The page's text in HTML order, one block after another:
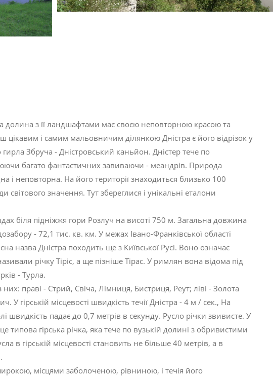
долина з її ландшафтами має своєю неповторною красою та
і самим мальовничим ділянкою Дністра є його відрізок у
Збруча - Дністровський каньйон. Дністер тече по
багато фантастичних завиваючи - меандрів. Природа
і неповторна. На його території знаходиться близько 100
світового значення. Тут збереглися і унікальні еталони
біля підніжжя гори Розлуч на висоті 750 м. Загальна довжина
- 72,1 тис. кв. км. У межах Івано-Франківської області
назва Дністра походить ще з Київської Русі. Воно означає
річку Тіріс, а ще пізніше Тірас. У римлян вона відома під
- Турла.
праві - Стрий, Свіча, Лімниця, Бистриця, Реут; ліві - Золота
У гірській місцевості швидкість течії Дністра - 4 м / сек., На
швидкість падає до 0,7 метрів в секунду. Русло річки звивисте. У
типова гірська річка, яка тече по вузькій долині з обривистими
в гірській місцевості становить не більше 40 метрів, а в
місцями заболоченою, рівниною, і течія його